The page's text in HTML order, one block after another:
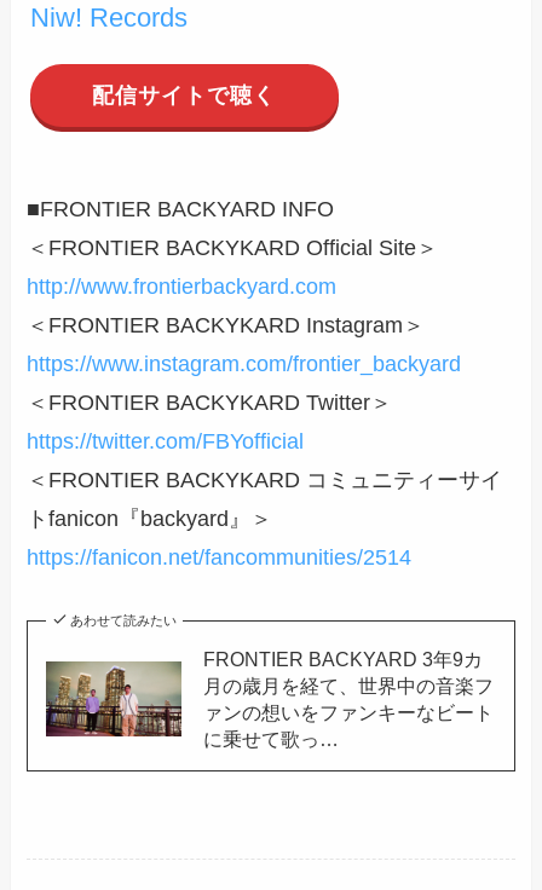
Niw! Records
配信サイトで聴く
■FRONTIER BACKYARD INFO
＜FRONTIER BACKYKARD Official Site＞
http://www.frontierbackyard.com
＜FRONTIER BACKYKARD Instagram＞
https://www.instagram.com/frontier_backyard
＜FRONTIER BACKYKARD Twitter＞
https://twitter.com/FBYofficial
＜FRONTIER BACKYKARD コミュニティーサイ
トfanicon『backyard』＞
https://fanicon.net/fancommunities/2514
あわせて読みたい
FRONTIER BACKYARD 3年9カ
月の歳月を経て、世界中の音楽フ
ァンの想いをファンキーなビート
に乗せて歌っ…